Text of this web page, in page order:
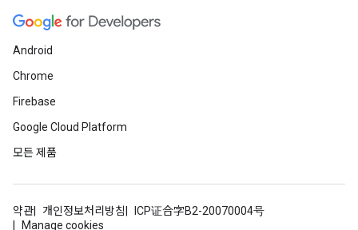
Android
Chrome
Firebase
Google Cloud Platform
모든 제품
약관 개인정보처리방침
ICP证合字B2-20070004号
Manage cookies